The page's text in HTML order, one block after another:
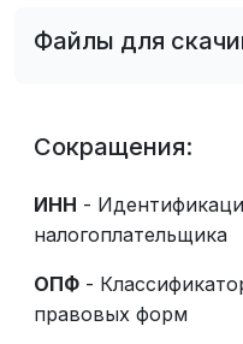
Файлы для
Сокращения:
ИНН -
налогоплательщика
ОПФ -
правовых форм